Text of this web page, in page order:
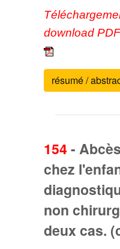
download
résumé /
154 -
chez
non
deux cas.